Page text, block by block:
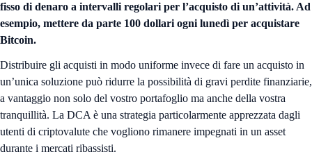
fisso di denaro a intervalli regolari per l’acquisto di un’attività. Ad
esempio, mettere da parte 100 dollari ogni lunedì per acquistare
Bitcoin.
Distribuire gli acquisti in modo uniforme invece di fare un acquisto in
un’unica soluzione può ridurre la possibilità di gravi perdite finanziarie,
a vantaggio non solo del vostro portafoglio ma anche della vostra
tranquillità. La DCA è una strategia particolarmente apprezzata dagli
utenti di criptovalute che vogliono rimanere impegnati in un asset
durante i mercati ribassisti.